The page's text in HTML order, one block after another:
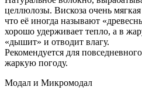
целлюлозы. Вискоза очень
что её иногда называют
хорошо удерживает тепло, а в
«дышит» и отводит влагу.
Рекомендуется для
жаркую погоду.
Модал и Микромодал